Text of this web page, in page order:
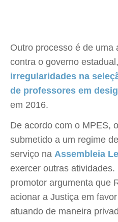
Outro processo é de uma
contra o governo estadual,
irregularidades na
de professores em
em 2016.
De acordo com o MPES,
submetido a um regime
serviço na Assembleia
exercer outras
promotor argumenta que
acionar a Justiça em
atuando de maneira